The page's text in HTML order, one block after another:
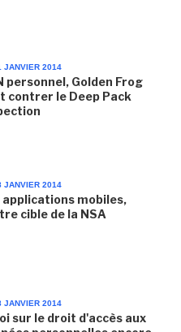
JANVIER 2014
personnel, Golden Frog
contrer le Deep Pack
JANVIER 2014
applications mobiles,
cible de la NSA
JANVIER 2014
sur le droit d'accès aux